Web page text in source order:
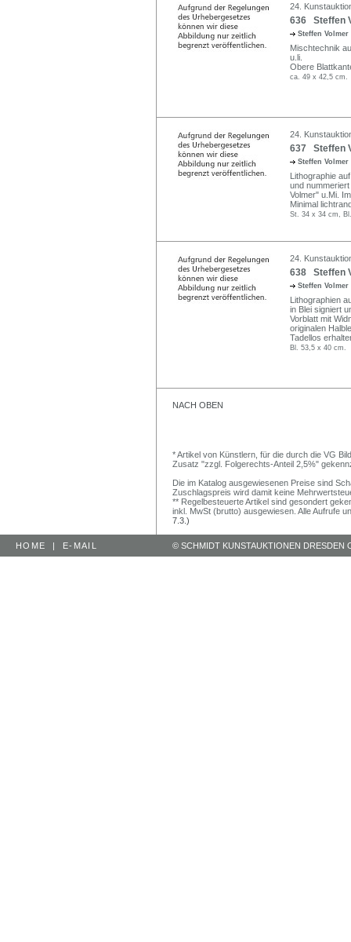
24.
636 Steffen
Steffen Volmer
Mischtechnik
u.li.
Obere
ca. 49 x 42,5 cm.
24.
637 Steffen
Steffen Volmer
Lithographie
und
Volmer" u.Mi.
Minimal
St. 34 x 34 cm,
24.
638 Steffen
Steffen Volmer
Lithographien
in Blei signiert
Vorblatt mit
originalen
Tadellos
Bl. 53,5 x 40 cm.
NACH OBEN
* Artikel von Künstlern, für die durch die VG
Zusatz "zzgl. Folgerechts-Anteil 2,5%"
Die im Katalog ausgewiesenen Preise sind
Zuschlagspreis wird damit keine
** Regelbesteuerte Artikel sind gesondert
inkl. MwSt (brutto) ausgewiesen. Alle Aufrufe
7.3.)
HOME | E-MAIL © SCHMIDT KUNSTAUKTIONEN DRESDEN